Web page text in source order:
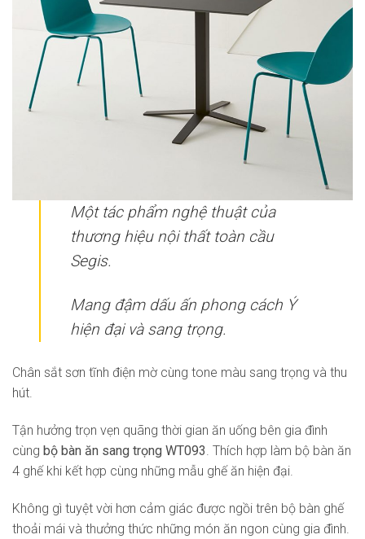
Một tác phẩm nghệ thuật của
thương hiệu nội thất toàn cầu
Segis.
Mang đậm dấu ấn phong cách Ý
hiện đại và sang trọng.
Chân sắt sơn tĩnh điện mờ cùng tone màu sang trọng và thu
hút.
Tận hưởng trọn vẹn quãng thời gian ăn uống bên gia đình
cùng bộ bàn ăn sang trọng WT093. Thích hợp làm bộ bàn ăn
4 ghế khi kết hợp cùng những mẫu ghế ăn hiện đại.
Không gì tuyệt vời hơn cảm giác được ngồi trên bộ bàn ghế
thoải mái và thưởng thức những món ăn ngon cùng gia đình.